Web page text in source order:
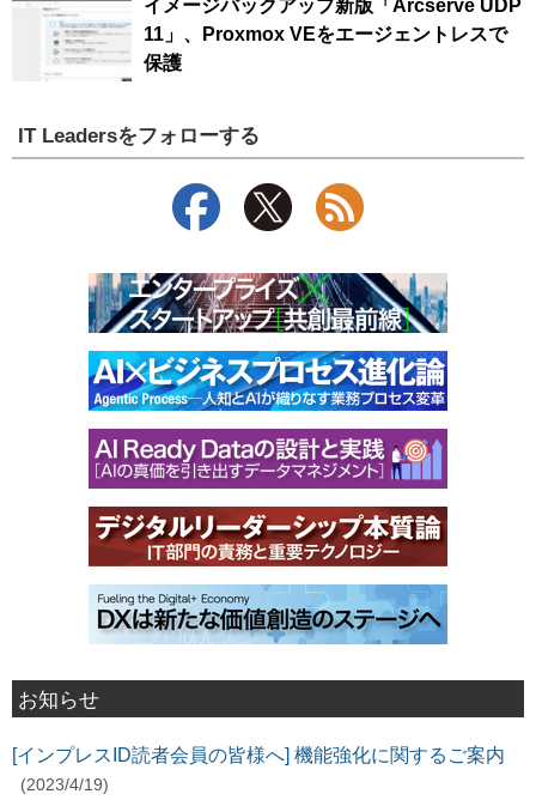
イメージバックアップ新版「Arcserve UDP
11」、Proxmox VEをエージェントレスで
保護
IT Leadersをフォローする
お知らせ
[インプレスID読者会員の皆様へ] 機能強化に関するご案内
(2023/4/19)